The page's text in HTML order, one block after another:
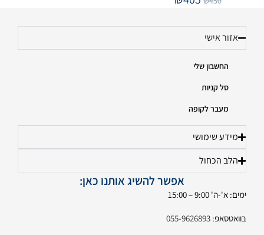
אזור אישי
החשבון שלי
סל קניות
מעבר לקופה
מידע שימושי
הלב הכחול
אפשר להשיג אותנו כאן:
ימים: א'-ה' 9:00 – 15:00
בוואטסאפ: 055-9626893